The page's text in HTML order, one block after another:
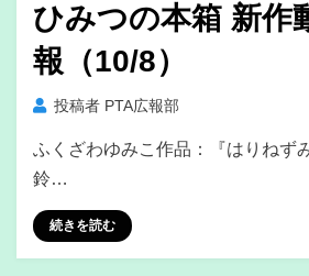
日:
ひみつの本箱 新作
報（10/8）
投稿者 PTA広報部
ふくざわゆみこ作品：『はりねず
鈴…
続きを読む